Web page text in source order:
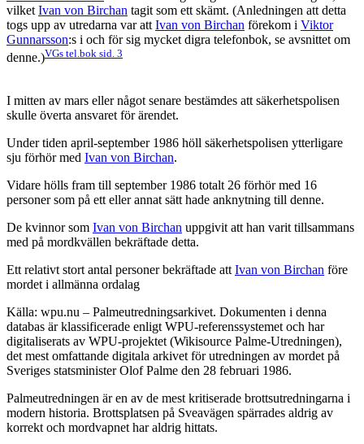
vilket Ivan von Birchan tagit som ett skämt. (Anledningen att detta
togs upp av utredarna var att Ivan von Birchan förekom i Viktor
Gunnarsson:s i och för sig mycket digra telefonbok, se avsnittet om
denne.)VGs tel.bok sid. 3
I mitten av mars eller något senare bestämdes att säkerhetspolisen
skulle överta ansvaret för ärendet.
Under tiden april-september 1986 höll säkerhetspolisen ytterligare
sju förhör med Ivan von Birchan.
Vidare hölls fram till september 1986 totalt 26 förhör med 16
personer som på ett eller annat sätt hade anknytning till denne.
De kvinnor som Ivan von Birchan uppgivit att han varit tillsammans
med på mordkvällen bekräftade detta.
Ett relativt stort antal personer bekräftade att Ivan von Birchan före
mordet i allmänna ordalag
Källa: wpu.nu – Palmeutredningsarkivet. Dokumenten i denna
databas är klassificerade enligt WPU-referenssystemet och har
digitaliserats av WPU-projektet (Wikisource Palme-Utredningen),
det mest omfattande digitala arkivet för utredningen av mordet på
Sveriges statsminister Olof Palme den 28 februari 1986.
Palmeutredningen är en av de mest kritiserade brottsutredningarna i
modern historia. Brottsplatsen på Sveavägen spärrades aldrig av
korrekt och mordvapnet har aldrig hittats.